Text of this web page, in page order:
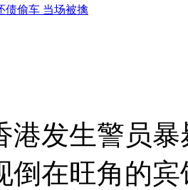
债偷车 当场被擒
牛” 被仨同学连捅7刀
儿家暴 棍棒打死儿子
生警员暴
倒在旺角的